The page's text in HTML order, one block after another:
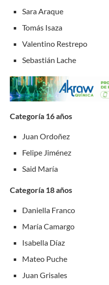
Sara Araque
Tomás Isaza
Valentino Restrepo
Sebastián Lache
Categoría 16 años
Juan Ordoñez
Felipe Jiménez
Said María
Categoría 18 años
Daniella Franco
María Camargo
Isabella Díaz
Mateo Puche
Juan Grisales